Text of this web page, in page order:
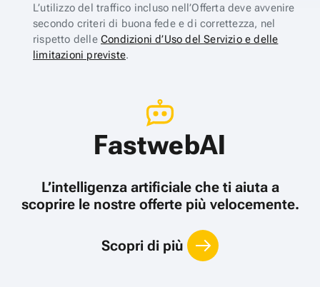
L’utilizzo del traffico incluso nell’Offerta deve avvenire
secondo criteri di buona fede e di correttezza, nel
rispetto delle Condizioni d’Uso del Servizio e delle
limitazioni previste.
FastwebAI
L’intelligenza artificiale che ti aiuta a
scoprire le nostre offerte più velocemente.
Scopri di più